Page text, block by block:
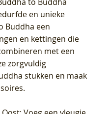
en unieke
Buddha een
en kettingen die
met een
zorgvuldig
stukken en maak